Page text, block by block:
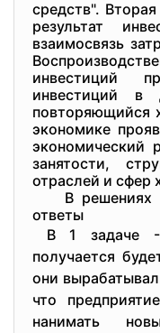
средств".
результат
взаимосвязь
инвестиций
инвестиций в
повторяющийся
экономике
экономический
занятости,
отраслей и сфер
В решениях
ответы
В 1 задаче -
получается
они
что
нанимать